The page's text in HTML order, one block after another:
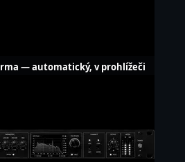
— automatický, v prohlížeči